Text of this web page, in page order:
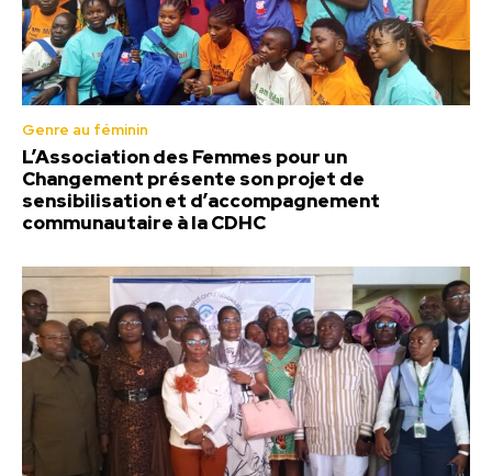
Genre au féminin
L’Association des Femmes pour un
Changement présente son projet de
sensibilisation et d’accompagnement
communautaire à la CDHC